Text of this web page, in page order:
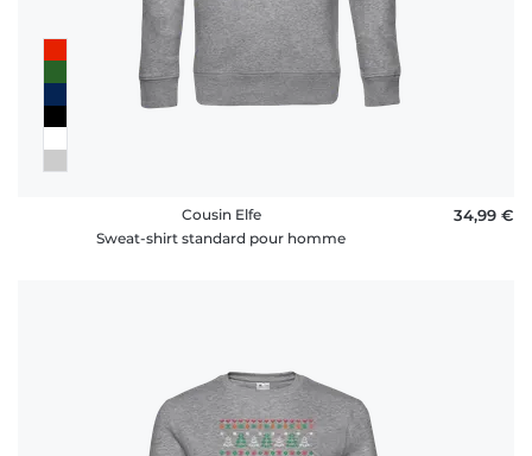
Cousin Elfe
Sweat-shirt standard pour homme
34,99 €